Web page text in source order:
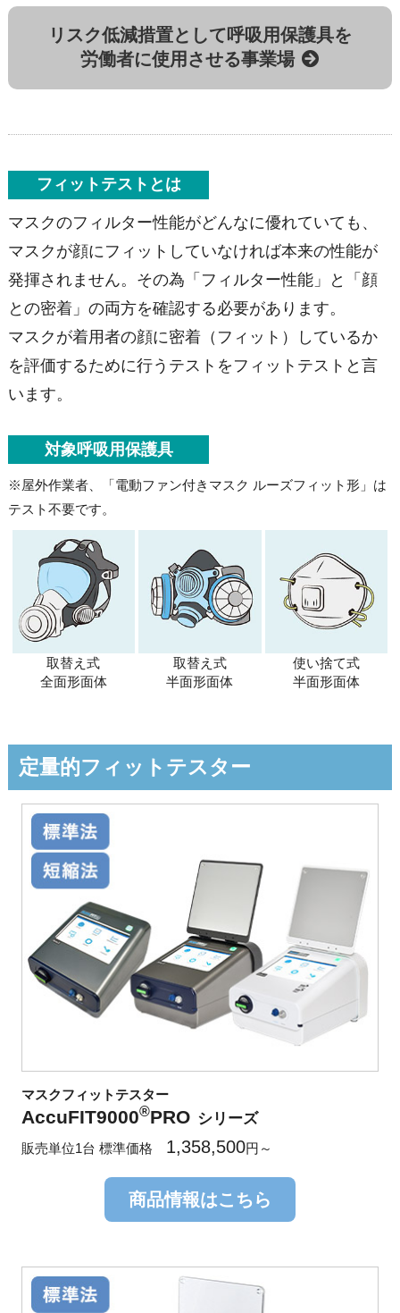
リスク低減措置として呼吸用保護具を
労働者に使用させる事業場
フィットテストとは
マスクのフィルター性能がどんなに優れていても、
マスクが顔にフィットしていなければ本来の性能が
発揮されません。その為「フィルター性能」と「顔
との密着」の両方を確認する必要があります。
マスクが着用者の顔に密着（フィット）しているか
を評価するために行うテストをフィットテストと言
います。
対象呼吸用保護具
※屋外作業者、「電動ファン付きマスク ルーズフィット形」は
テスト不要です。
取替え式
全面形面体
取替え式
半面形面体
使い捨て式
半面形面体
定量的フィットテスター
マスクフィットテスター
AccuFIT9000®PRO シリーズ
販売単位1台 標準価格 1,358,500円～
商品情報はこちら